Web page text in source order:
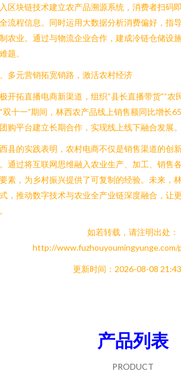
区块链技术建立农产品溯源系统，消费者扫码
流程信息。同时运用大数据分析消费偏好，指
农业。通过与物流企业合作，建成冷链仓储设
题。
多元营销拓宽销路，激活农村经济
开拓直播电商新渠道，组织“县长直播带货”“农
双十一”期间，林西农产品线上销售额同比增长
购平台建立长期合作，实现线上线下融合发展。
县的实践表明，农村电商不仅是销售渠道的创
通过将互联网思维融入农业生产、加工、销售
素，为乡村振兴提供了可复制的经验。未来，
，推动数字技术与农业全产业链深度融合，让
如若转载，请注明出处：
http://
更新时间：2026-08-08
产品列表
PRODUCT